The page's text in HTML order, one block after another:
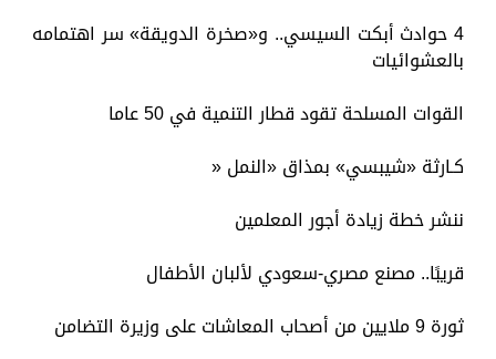
4 حوادث أبكت السيسي.. و«صخرة الدويقة» سر اهتمامه
بالعشوائيات
القوات المسلحة تقود قطار التنمية في 50 عاما
كـارثة «شيبسي» بمذاق «النمل «
ننشر خطة زيادة أجور المعلمين
قريبًا.. مصنع مصري-سعودي لألبان الأطفال
ثورة 9 ملايين من أصحاب المعاشات على وزيرة التضامن